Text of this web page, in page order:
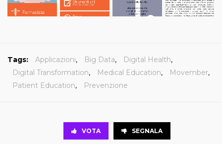
Tags: Applicazioni, Big Data, Digital Health,
Digital Transformation, Medical Education, Movember,
Patient Education, Prevenzione
VOTA SEGNALA